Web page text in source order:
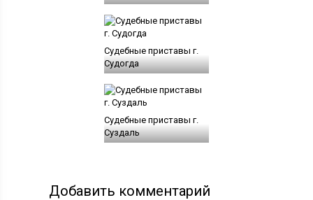
Судебные приставы г.
Судогда
Судебные приставы г.
Суздаль
Добавить комментарий